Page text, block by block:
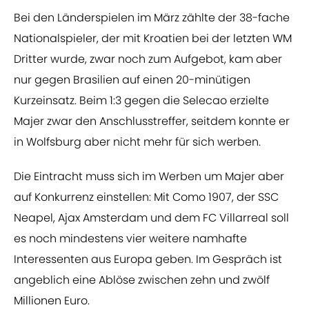
Bei den Länderspielen im März zählte der 38-fache
Nationalspieler, der mit Kroatien bei der letzten WM
Dritter wurde, zwar noch zum Aufgebot, kam aber
nur gegen Brasilien auf einen 20-minütigen
Kurzeinsatz. Beim 1:3 gegen die Selecao erzielte
Majer zwar den Anschlusstreffer, seitdem konnte er
in Wolfsburg aber nicht mehr für sich werben.
Die Eintracht muss sich im Werben um Majer aber
auf Konkurrenz einstellen: Mit Como 1907, der SSC
Neapel, Ajax Amsterdam und dem FC Villarreal soll
es noch mindestens vier weitere namhafte
Interessenten aus Europa geben. Im Gespräch ist
angeblich eine Ablöse zwischen zehn und zwölf
Millionen Euro.